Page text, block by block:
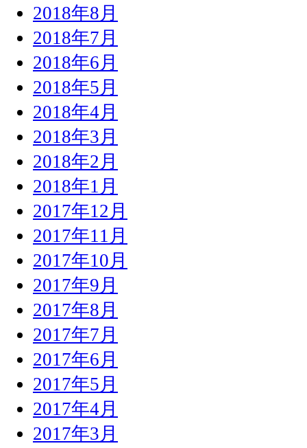
2018年8月
2018年7月
2018年6月
2018年5月
2018年4月
2018年3月
2018年2月
2018年1月
2017年12月
2017年11月
2017年10月
2017年9月
2017年8月
2017年7月
2017年6月
2017年5月
2017年4月
2017年3月